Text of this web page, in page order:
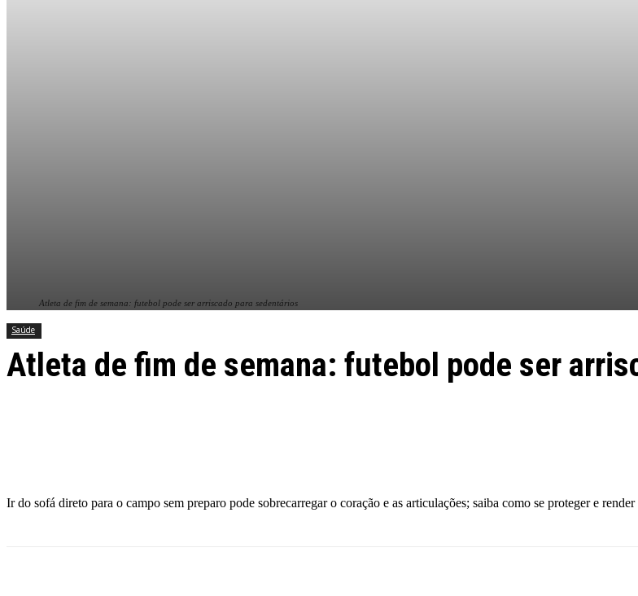
Atleta de fim de semana: futebol pode ser arriscado para sedentários
Saúde
Atleta de fim de semana: futebol pode ser
Ir do sofá direto para o campo sem preparo pode sobrecarregar o coração e as articulações; saiba como se proteger e